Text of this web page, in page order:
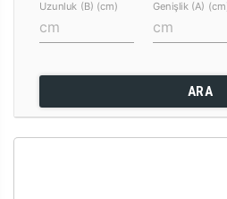
Uzunluk (B) (cm) Genişlik (A)
ARA